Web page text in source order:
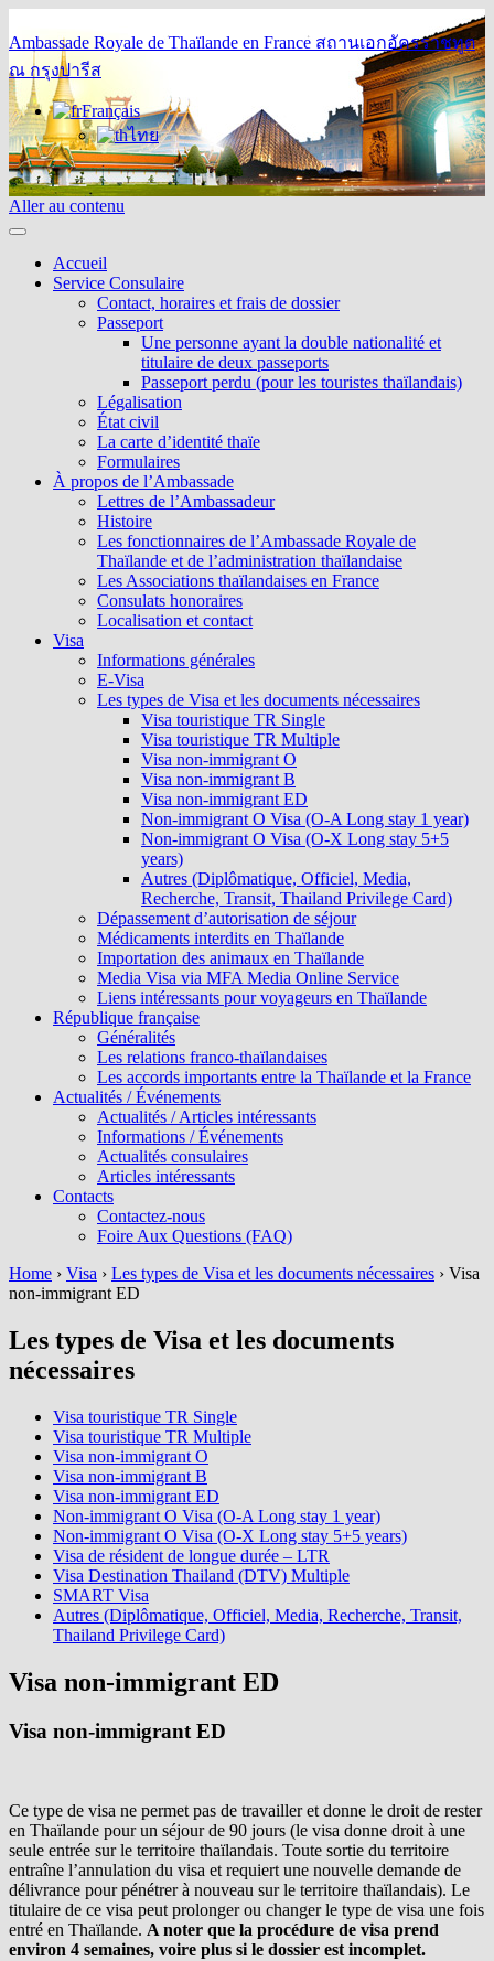
Ambassade Royale de Thaïlande en France สถานเอกอัครราชทูต
ณ กรุงปารีส
Français
ไทย
Aller au contenu
Accueil
Service Consulaire
Contact, horaires et frais de dossier
Passeport
Une personne ayant la double nationalité et
titulaire de deux passeports
Passeport perdu (pour les touristes thaïlandais)
Légalisation
État civil
La carte d’identité thaïe
Formulaires
À propos de l’Ambassade
Lettres de l’Ambassadeur
Histoire
Les fonctionnaires de l’Ambassade Royale de
Thaïlande et de l’administration thaïlandaise
Les Associations thaïlandaises en France
Consulats honoraires
Localisation et contact
Visa
Informations générales
E-Visa
Les types de Visa et les documents nécessaires
Visa touristique TR Single
Visa touristique TR Multiple
Visa non-immigrant O
Visa non-immigrant B
Visa non-immigrant ED
Non-immigrant O Visa (O-A Long stay 1 year)
Non-immigrant O Visa (O-X Long stay 5+5
years)
Autres (Diplômatique, Officiel, Media,
Recherche, Transit, Thailand Privilege Card)
Dépassement d’autorisation de séjour
Médicaments interdits en Thaïlande
Importation des animaux en Thaïlande
Media Visa via MFA Media Online Service
Liens intéressants pour voyageurs en Thaïlande
République française
Généralités
Les relations franco-thaïlandaises
Les accords importants entre la Thaïlande et la France
Actualités / Événements
Actualités / Articles intéressants
Informations / Événements
Actualités consulaires
Articles intéressants
Contacts
Contactez-nous
Foire Aux Questions (FAQ)
Home › Visa › Les types de Visa et les documents nécessaires › Visa
non-immigrant ED
Les types de Visa et les documents
nécessaires
Visa touristique TR Single
Visa touristique TR Multiple
Visa non-immigrant O
Visa non-immigrant B
Visa non-immigrant ED
Non-immigrant O Visa (O-A Long stay 1 year)
Non-immigrant O Visa (O-X Long stay 5+5 years)
Visa de résident de longue durée – LTR
Visa Destination Thailand (DTV) Multiple
SMART Visa
Autres (Diplômatique, Officiel, Media, Recherche, Transit,
Thailand Privilege Card)
Visa non-immigrant ED
Visa non-immigrant ED
Ce type de visa ne permet pas de travailler et donne le droit de rester
en Thaïlande pour un séjour de 90 jours (le visa donne droit à une
seule entrée sur le territoire thaïlandais. Toute sortie du territoire
entraîne l’annulation du visa et requiert une nouvelle demande de
délivrance pour pénétrer à nouveau sur le territoire thaïlandais). Le
titulaire de ce visa peut prolonger ou changer le type de visa une fois
entré en Thaïlande. A noter que la procédure de visa prend
environ 4 semaines, voire plus si le dossier est incomplet.